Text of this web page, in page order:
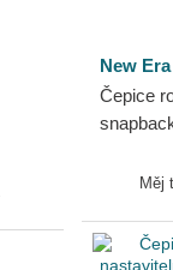
New Era
Čepice
Icon
MLBMěj